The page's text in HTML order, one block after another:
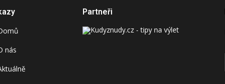
nás
Partneři